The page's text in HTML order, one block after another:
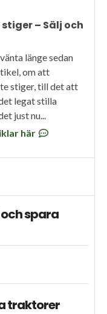
– Sälj och
länge sedan
om att
stiger, till det att
legat stilla
just nu...
här
spara
traktorer